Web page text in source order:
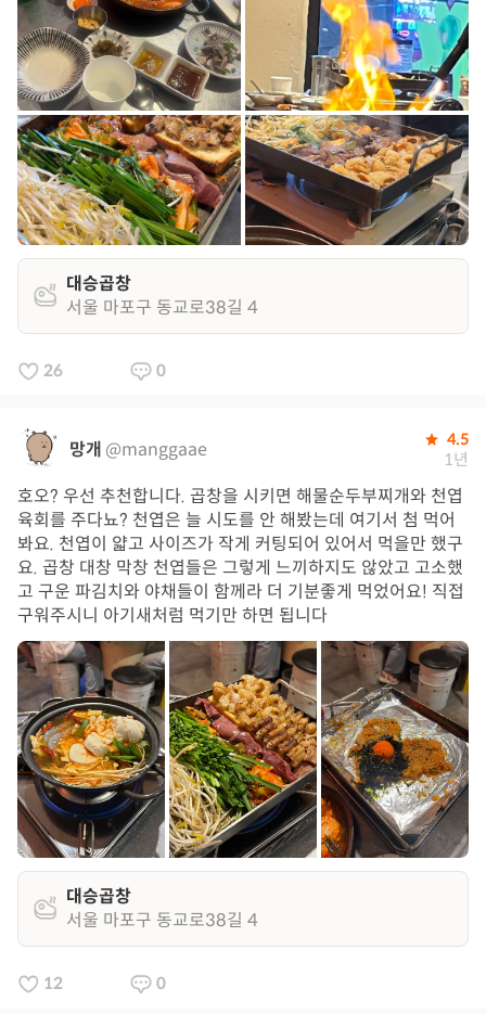
대승곱창
서울 마포구 동교로38길 4
26 0
망개 @manggaae 4.5
1년
호오? 우선 추천합니다. 곱창을 시키면 해물순두부찌개와 천엽
육회를 주다뇨? 천엽은 늘 시도를 안 해봤는데 여기서 첨 먹어
봐요. 천엽이 얇고 사이즈가 작게 커팅되어 있어서 먹을만 했구
요. 곱창 대창 막창 천엽들은 그렇게 느끼하지도 않았고 고소했
고 구운 파김치와 야채들이 함께라 더 기분좋게 먹었어요! 직접
구워주시니 아기새처럼 먹기만 하면 됩니다
대승곱창
서울 마포구 동교로38길 4
12 0